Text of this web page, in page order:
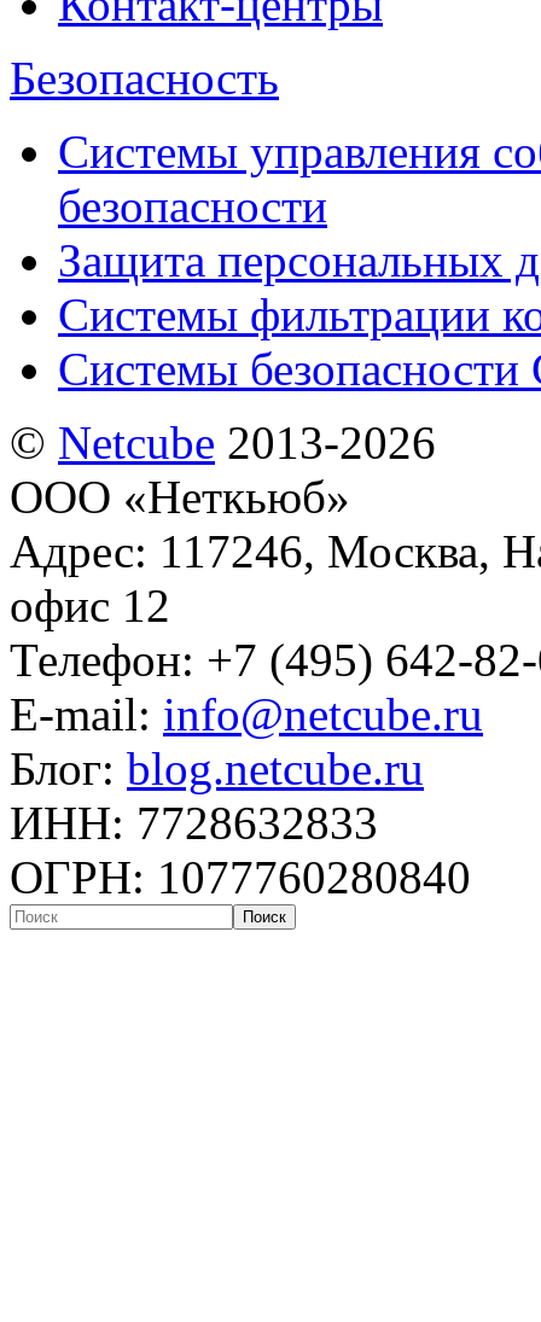
Безопасность
Системы управления
безопасности
Защита персональных
Системы фильтрации
Системы безопасности
© Netсube 2013-2026
ООО «Неткьюб»
Адрес: 117246, Москва,
офис 12
Телефон: +7 (495) 642-
E-mail: info@netcube.ru
Блог: blog.netcube.ru
ИНН: 7728632833
ОГРН: 1077760280840